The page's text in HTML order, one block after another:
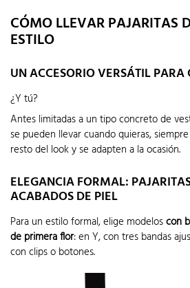
CÓMO LLEVAR PAJARITAS
ESTILO
UN ACCESORIO VERSÁTIL
¿Y tú?
Antes limitadas a un tipo concreto de
se pueden llevar cuando quieras,
resto del look y se adapten a la ocasión.
ELEGANCIA FORMAL:
ACABADOS DE PIEL
Para un estilo formal, elige modeloscon
de primera flor: en Y, con tres bandas
con clips o botones.